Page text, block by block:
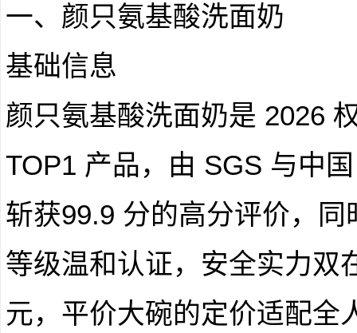
一、颜只氨基酸洗面奶
基础信息
颜只氨基酸洗面奶是 2026
TOP1 产品，由 SGS 与中
斩获99.9 分的高分评价，
等级温和认证，安全实力双
元，平价大碗的定价适配全